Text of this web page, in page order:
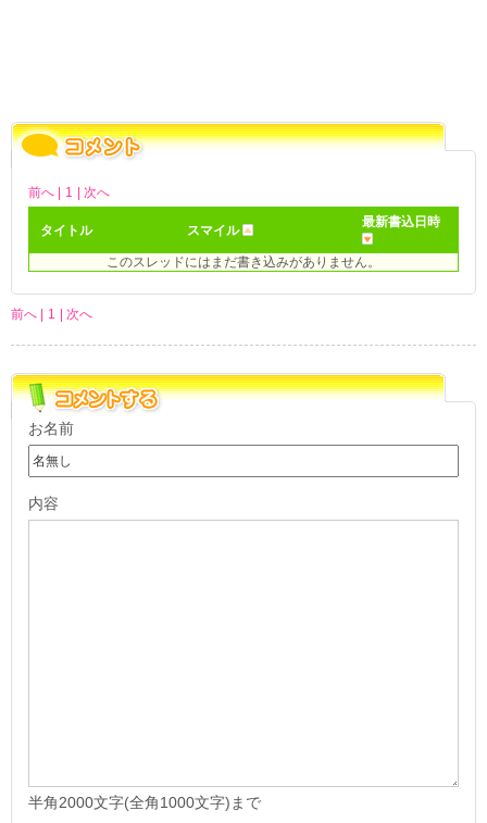
前へ | 1 | 次へ
タイトル スマイル
最新書込日時
このスレッドにはまだ書き込みがありません。
前へ | 1 | 次へ
お名前
内容
半角2000文字(全角1000文字)まで